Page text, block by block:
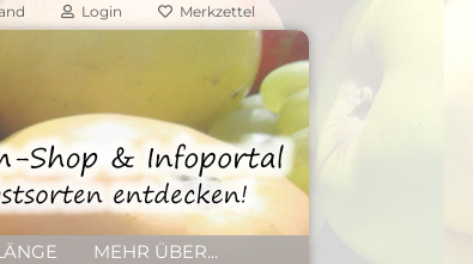
Login Merkzettel
MEHR ÜBER...